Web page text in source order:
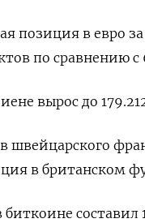
позиция в евро
по сравнению с
вырос до
швейцарского
в британском
составил